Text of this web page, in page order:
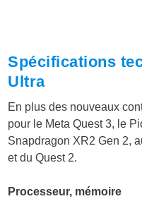
Spécifications
Ultra
En plus des nouveaux
pour le Meta Quest 3, le
Snapdragon XR2 Gen 2,
et du Quest 2.
Processeur, mémoire